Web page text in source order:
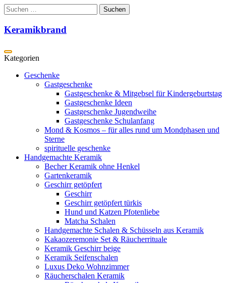
Zum
Inhalt
springen
Suchen
nach:
Keramikbrand
Geschenke
Gastgeschenke
Gastgeschenke & Mitgebsel für Kindergeburtstag
Gastgeschenke Ideen
Gastgeschenke Jugendweihe
Gastgeschenke Schulanfang
Mond & Kosmos – für alles rund um Mondphasen und
Sterne
spirituelle geschenke
Handgemachte Keramik
Becher Keramik ohne Henkel
Gartenkeramik
Geschirr getöpfert
Geschirr
Geschirr getöpfert türkis
Hund und Katzen Pfotenliebe
Matcha Schalen
Handgemachte Schalen & Schüsseln aus Keramik
Kakaozeremonie Set & Räucherrituale
Keramik Geschirr beige
Keramik Seifenschalen
Luxus Deko Wohnzimmer
Räucherschalen Keramik